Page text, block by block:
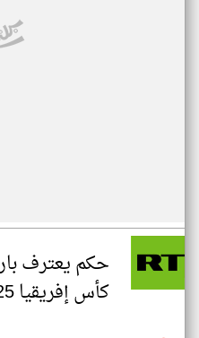
حكم يعترف
كأس إفريقيا 2025